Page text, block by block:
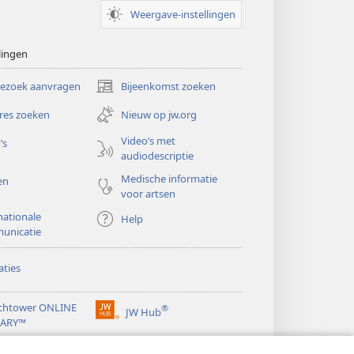
Weergave-instellingen
aanvragen Bijeenkomst zoeken
(opent
nieuw
venster)
zoeken
Nieuw op jw.org
Video’s met
audiodescriptie
Medische informatie
voor artsen
Help
ONLINE
JW Hub®
(opent
nieuw